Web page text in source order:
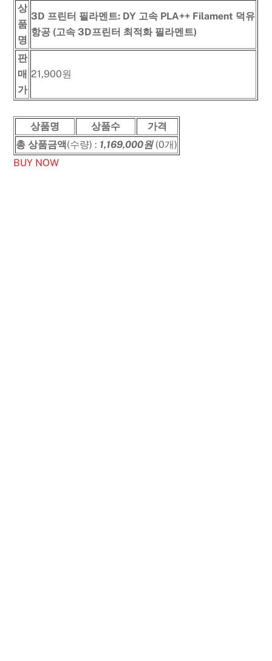
상
품
명
3D 프린터 필라멘트: DY 고속 PLA++ Filament 덕유
항공 (고속 3D프린터 최적화 필라멘트)
판
매
가
21,900원
상품명 상품수
가격
총 상품금액(수량) : 1,169,000원(0개)
BUY NOW